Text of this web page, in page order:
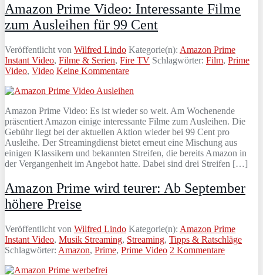
Amazon Prime Video: Interessante Filme
zum Ausleihen für 99 Cent
Veröffentlicht von Wilfred Lindo Kategorie(n): Amazon Prime
Instant Video, Filme & Serien, Fire TV Schlagwörter: Film, Prime
Video, Video Keine Kommentare
Amazon Prime Video: Es ist wieder so weit. Am Wochenende
präsentiert Amazon einige interessante Filme zum Ausleihen. Die
Gebühr liegt bei der aktuellen Aktion wieder bei 99 Cent pro
Ausleihe. Der Streamingdienst bietet erneut eine Mischung aus
einigen Klassikern und bekannten Streifen, die bereits Amazon in
der Vergangenheit im Angebot hatte. Dabei sind drei Streifen […]
Amazon Prime wird teurer: Ab September
höhere Preise
Veröffentlicht von Wilfred Lindo Kategorie(n): Amazon Prime
Instant Video, Musik Streaming, Streaming, Tipps & Ratschläge
Schlagwörter: Amazon, Prime, Prime Video 2 Kommentare